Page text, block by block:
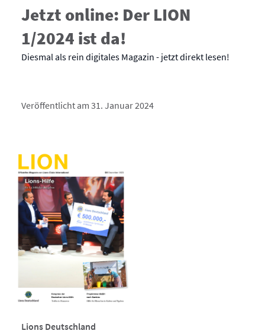
Jetzt online: Der LION
1/2024 ist da!
Diesmal als rein digitales Magazin - jetzt direkt lesen!
Veröffentlicht am 31. Januar 2024
Lions Deutschland